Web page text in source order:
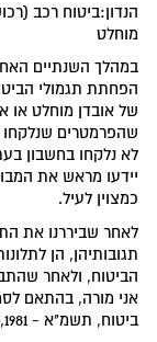
הנדון:ביטוח רכב
מוחלט
במהלך השנתיים
הפחתת תגמולי
של אובדן מוחלט או
שהפרמטרים שנלקחו
לא נלקחו בחשבון
יידעו מראש את
כמצוין לעיל.
לאחר שביררנו את
תגובותיהן, הן
הביטוח, ולאחר
ביטוח, תשמ"א - 1981, כי הליקוי יתוקן, בדרך כלל, כמפורט להלן: